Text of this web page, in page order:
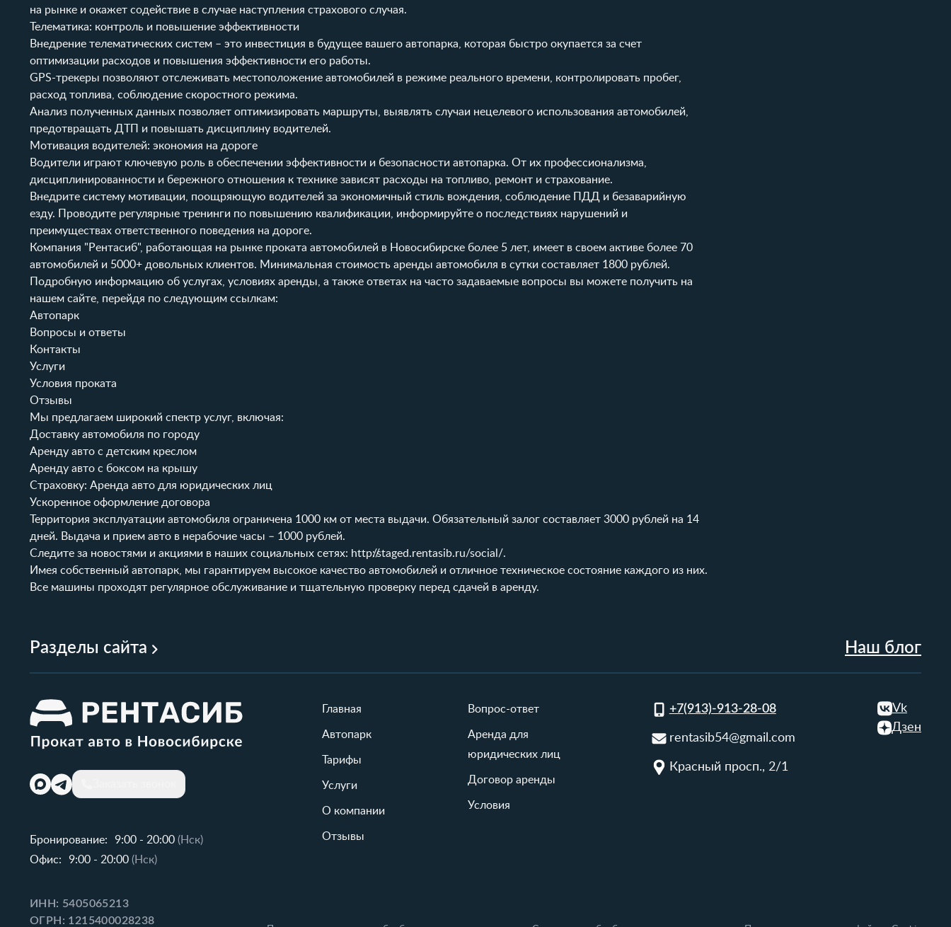
на рынке и окажет содействие в случае наступления страхового случая.
Телематика: контроль и повышение эффективности
Внедрение телематических систем – это инвестиция в будущее вашего автопарка, которая быстро окупается за счет
оптимизации расходов и повышения эффективности его работы.
GPS-трекеры позволяют отслеживать местоположение автомобилей в режиме реального времени, контролировать пробег,
расход топлива, соблюдение скоростного режима.
Анализ полученных данных позволяет оптимизировать маршруты, выявлять случаи нецелевого использования автомобилей,
предотвращать ДТП и повышать дисциплину водителей.
Мотивация водителей: экономия на дороге
Водители играют ключевую роль в обеспечении эффективности и безопасности автопарка. От их профессионализма,
дисциплинированности и бережного отношения к технике зависят расходы на топливо, ремонт и страхование.
Внедрите систему мотивации, поощряющую водителей за экономичный стиль вождения, соблюдение ПДД и безаварийную
езду. Проводите регулярные тренинги по повышению квалификации, информируйте о последствиях нарушений и
преимуществах ответственного поведения на дороге.
Компания "Рентасиб", работающая на рынке проката автомобилей в Новосибирске более 5 лет, имеет в своем активе более 70
автомобилей и 5000+ довольных клиентов. Минимальная стоимость аренды автомобиля в сутки составляет 1800 рублей.
Подробную информацию об услугах, условиях аренды, а также ответах на часто задаваемые вопросы вы можете получить на
нашем сайте, перейдя по следующим ссылкам:
Автопарк
Вопросы и ответы
Контакты
Услуги
Условия проката
Отзывы
Мы предлагаем широкий спектр услуг, включая:
Доставку автомобиля по городу
Аренду авто с детским креслом
Аренду авто с боксом на крышу
Страховку: Аренда авто для юридических лиц
Ускоренное оформление договора
Территория эксплуатации автомобиля ограничена 1000 км от места выдачи. Обязательный залог составляет 3000 рублей на 14
дней. Выдача и прием авто в нерабочие часы – 1000 рублей.
Следите за новостями и акциями в наших социальных сетях: http://staged.rentasib.ru/social/.
Имея собственный автопарк, мы гарантируем высокое качество автомобилей и отличное техническое состояние каждого из них.
Все машины проходят регулярное обслуживание и тщательную проверку перед сдачей в аренду.
Разделы сайта Наш блог
Бронирование: 9:00 - 20:00 (Нск)
Офис:
9:00 - 20:00 (Нск)
Главная
Автопарк
Тарифы
Услуги
О компании
Отзывы
Вопрос-ответ
Аренда для
юридических лиц
Договор аренды
Условия
+7(913)-913-28-08
rentasib54@gmail.com
Красный просп., 2/1
Vk
Дзен
ИНН: 5405065213
ОГРН: 1215400028238